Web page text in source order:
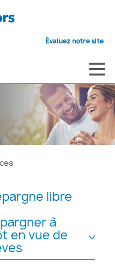
Évaluez notre site
libre
à
en vue de